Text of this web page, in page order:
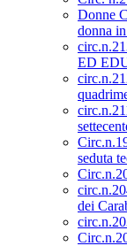
Donne
donna
ED
seduta
dei